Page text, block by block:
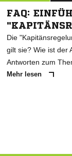
FAQ:
Die
gilt sie? Wie ist der
Antworten zum
Mehr lesen